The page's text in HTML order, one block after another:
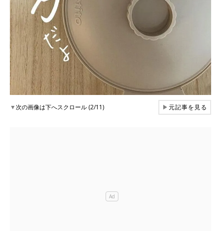
▼次の画像は下へスクロール (2/11) ▶元記事を見る